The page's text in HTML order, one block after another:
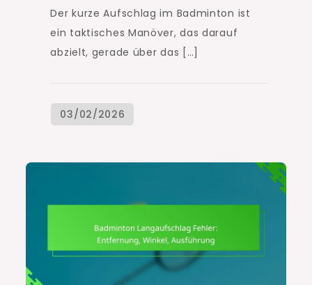
Der kurze Aufschlag im Badminton ist
ein taktisches Manöver, das darauf
abzielt, gerade über das […]